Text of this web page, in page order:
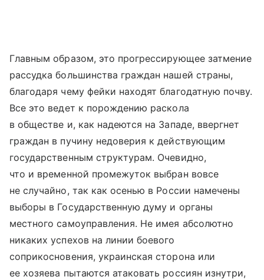
Главным образом, это прогрессирующее затмение
рассудка большинства граждан нашей страны,
благодаря чему фейки находят благодатную почву.
Все это ведет к порождению раскола
в обществе и, как надеются на Западе, ввергнет
граждан в пучину недоверия к действующим
государственным структурам. Очевидно,
что и временной промежуток выбран вовсе
не случайно, так как осенью в России намечены
выборы в Государственную думу и органы
местного самоуправления. Не имея абсолютно
никаких успехов на линии боевого
соприкосновения, украинская сторона или
ее хозяева пытаются атаковать россиян изнутри,